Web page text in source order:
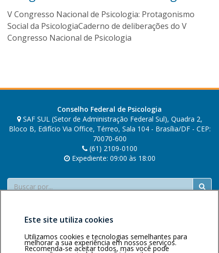
O
l
i
a
V Congresso Nacional de Psicologia: Protagonismo
Social da PsicologiaCaderno de deliberações do V
Congresso Nacional de Psicologia
Conselho Federal de Psicologia
SAF SUL (Setor de Administração Federal Sul), Quadra 2,
Bloco B, Edifício Via Office, Térreo, Sala 104 - Brasília/DF - CEP:
70070-600
(61) 2109-0100
Expediente: 09:00 às 18:00
Buscar
Este site utiliza cookies
Utilizamos cookies e tecnologias semelhantes para
melhorar a sua experiência em nossos serviços.
Recomenda-se aceitar todos, mas você pode